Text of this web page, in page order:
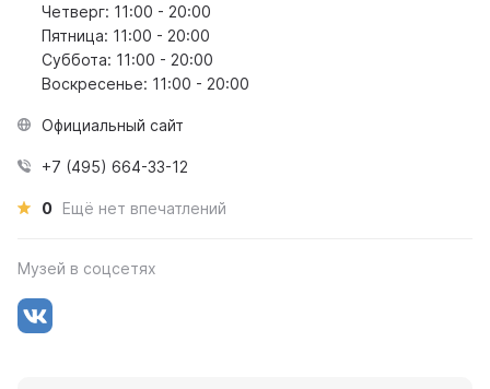
Четверг: 11:00 - 20:00
Пятница: 11:00 - 20:00
Суббота: 11:00 - 20:00
Воскресенье: 11:00 - 20:00
Официальный сайт
+7 (495) 664-33-12
0 Ещё нет впечатлений
Музей в соцсетях